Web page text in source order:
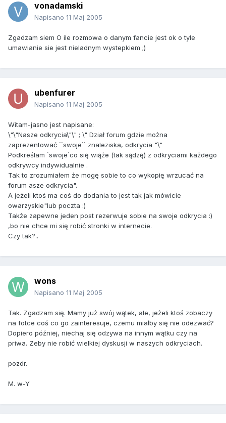
vonadamski
Napisano 11 Maj 2005
Zgadzam siem O ile rozmowa o danym fancie jest ok o tyle
umawianie sie jest nieladnym wystepkiem ;)
ubenfurer
Napisano 11 Maj 2005
Witam-jasno jest napisane:
\"\"Nasze odkrycia\"\" ; \" Dział forum gdzie można
zaprezentować ``swoje`` znaleziska, odkrycia "\"
Podkreślam `swoje`co się wiąże (tak sądzę) z odkryciami każdego
odkrywcy indywidualnie .
Tak to zrozumiałem że mogę sobie to co wykopię wrzucać na
forum asze odkrycia".
A jeżeli ktoś ma coś do dodania to jest tak jak mówicie
owarzyskie"lub poczta :)
Także zapewne jeden post rezerwuje sobie na swoje odkrycia :)
,bo nie chce mi się robić stronki w internecie.
Czy tak?..
wons
Napisano 11 Maj 2005
Tak. Zgadzam się. Mamy już swój wątek, ale, jeżeli ktoś zobaczy
na fotce coś co go zainteresuje, czemu miałby się nie odezwać?
Dopiero później, niechaj się odzywa na innym wątku czy na
priwa. Zeby nie robić wielkiej dyskusji w naszych odkryciach.
pozdr.
M. w-Y